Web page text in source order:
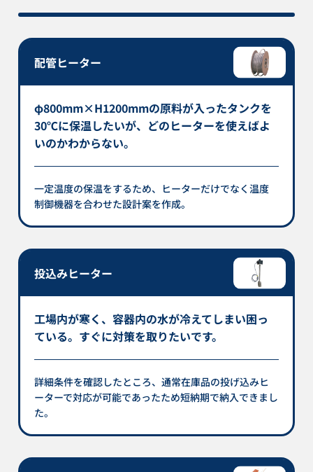
配管ヒーター
φ800mm×H1200mmの原料が入ったタンクを
30℃に保温したいが、どのヒーターを使えばよ
いのかわからない。
一定温度の保温をするため、ヒーターだけでなく温度
制御機器を合わせた設計案を作成。
投込みヒーター
工場内が寒く、容器内の水が冷えてしまい困っ
ている。すぐに対策を取りたいです。
詳細条件を確認したところ、通常在庫品の投げ込みヒ
ーターで対応が可能であったため短納期で納入できまし
た。